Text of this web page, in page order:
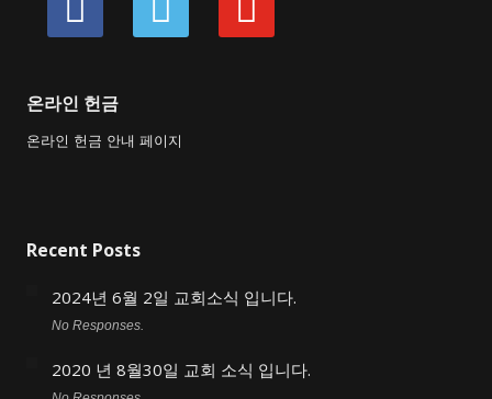
온라인 헌금
온라인 헌금 안내 페이지
Recent Posts
2024년 6월 2일 교회소식 입니다.
No Responses.
2020 년 8월30일 교회 소식 입니다.